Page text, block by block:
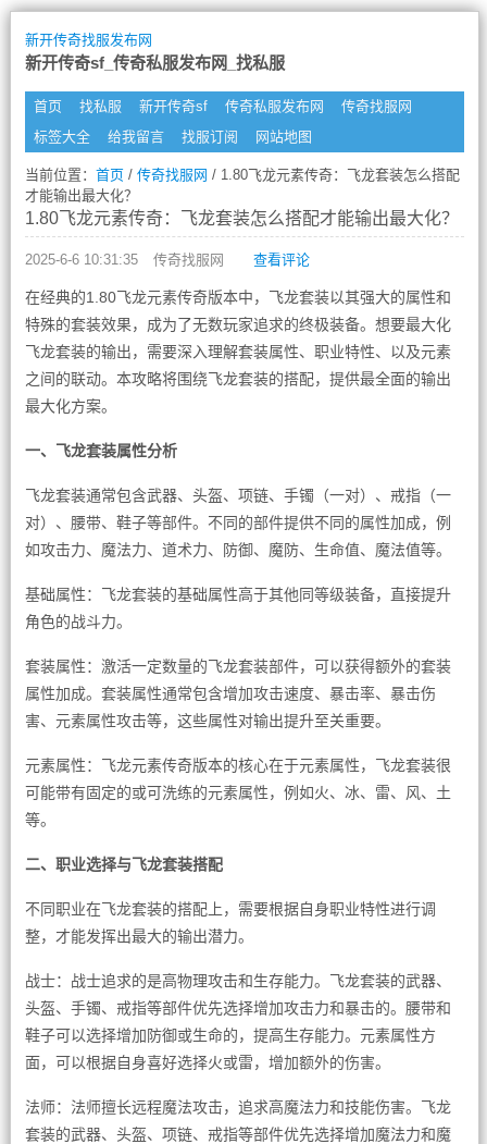
新开传奇找服发布网
新开传奇sf_传奇私服发布网_找私服
首页 找私服 新开传奇sf 传奇私服发布网
传奇找服网
标签大全
给我留言 找服订阅 网站地图
当前位置： 首页/ 传奇找服网 / 1.80飞龙元素传奇：飞龙套装怎么搭配
才能输出最大化？
1.80飞龙元素传奇：飞龙套装怎么搭配才能输出最大化？
2025-6-6 10:31:35 传奇找服网 查看评论
在经典的1.80飞龙元素传奇版本中，飞龙套装以其强大的属性和
特殊的套装效果，成为了无数玩家追求的终极装备。想要最大化
飞龙套装的输出，需要深入理解套装属性、职业特性、以及元素
之间的联动。本攻略将围绕飞龙套装的搭配，提供最全面的输出
最大化方案。
一、飞龙套装属性分析
飞龙套装通常包含武器、头盔、项链、手镯（一对）、戒指（一
对）、腰带、鞋子等部件。不同的部件提供不同的属性加成，例
如攻击力、魔法力、道术力、防御、魔防、生命值、魔法值等。
基础属性：飞龙套装的基础属性高于其他同等级装备，直接提升
角色的战斗力。
套装属性：激活一定数量的飞龙套装部件，可以获得额外的套装
属性加成。套装属性通常包含增加攻击速度、暴击率、暴击伤
害、元素属性攻击等，这些属性对输出提升至关重要。
元素属性：飞龙元素传奇版本的核心在于元素属性，飞龙套装很
可能带有固定的或可洗练的元素属性，例如火、冰、雷、风、土
等。
二、职业选择与飞龙套装搭配
不同职业在飞龙套装的搭配上，需要根据自身职业特性进行调
整，才能发挥出最大的输出潜力。
战士：战士追求的是高物理攻击和生存能力。飞龙套装的武器、
头盔、手镯、戒指等部件优先选择增加攻击力和暴击的。腰带和
鞋子可以选择增加防御或生命的，提高生存能力。元素属性方
面，可以根据自身喜好选择火或雷，增加额外的伤害。
法师：法师擅长远程魔法攻击，追求高魔法力和技能伤害。飞龙
套装的武器、头盔、项链、戒指等部件优先选择增加魔法力和魔